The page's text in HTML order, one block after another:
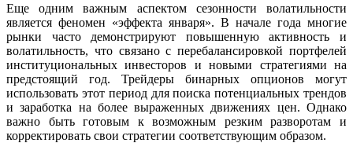
Еще одним важным аспектом сезонности волатильности
является феномен «эффекта января». В начале года многие
рынки часто демонстрируют повышенную активность и
волатильность, что связано с перебалансировкой портфелей
институциональных инвесторов и новыми стратегиями на
предстоящий год. Трейдеры бинарных опционов могут
использовать этот период для поиска потенциальных трендов
и заработка на более выраженных движениях цен. Однако
важно быть готовым к возможным резким разворотам и
корректировать свои стратегии соответствующим образом.